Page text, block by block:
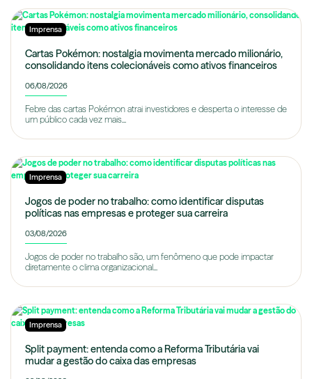
Imprensa
Cartas Pokémon: nostalgia movimenta mercado milionário,
consolidando itens colecionáveis como ativos financeiros
06/08/2026
Febre das cartas Pokémon atrai investidores e desperta o interesse de
um público cada vez mais...
Imprensa
Jogos de poder no trabalho: como identificar disputas
políticas nas empresas e proteger sua carreira
03/08/2026
Jogos de poder no trabalho são, um fenômeno que pode impactar
diretamente o clima organizacional...
Imprensa
Split payment: entenda como a Reforma Tributária vai
mudar a gestão do caixa das empresas